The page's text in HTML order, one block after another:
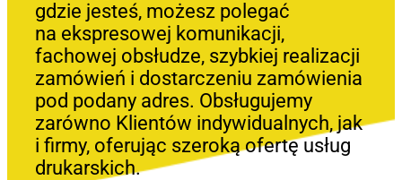
gdzie jesteś, możesz polegać
na ekspresowej komunikacji,
fachowej obsłudze, szybkiej realizacji
zamówień i dostarczeniu zamówienia
pod podany adres. Obsługujemy
zarówno Klientów indywidualnych, jak
i firmy, oferując szeroką ofertę usług
drukarskich.